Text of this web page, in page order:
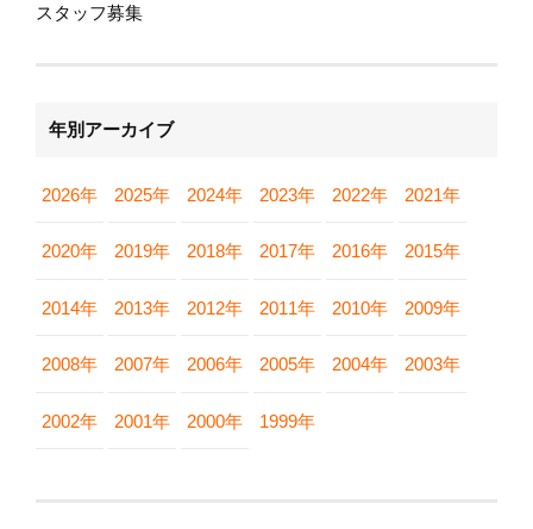
スタッフ募集
年別アーカイブ
2026年 2025年 2024年 2023年 2022年 2021年
2020年 2019年 2018年 2017年 2016年 2015年
2014年 2013年 2012年 2011年 2010年 2009年
2008年 2007年 2006年 2005年 2004年 2003年
2002年 2001年 2000年 1999年